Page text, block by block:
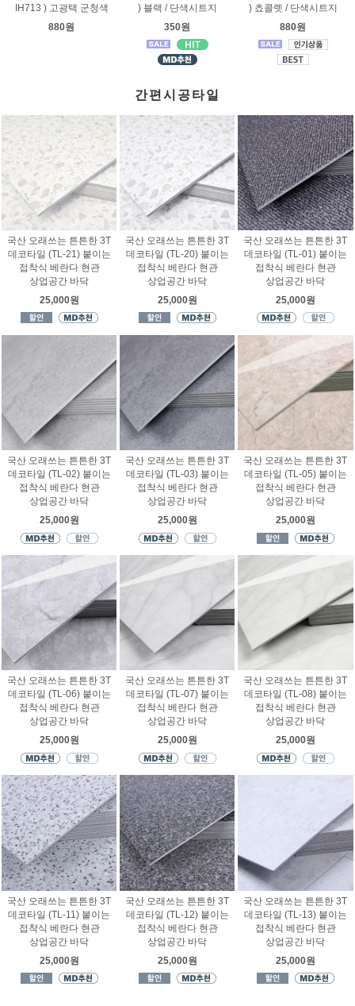
IH713 ) 고광택 군청색
880원
) 블랙 / 단색시트지
350원
) 쵸콜렛 / 단색시트지
880원
간편시공타일
국산 오래쓰는 튼튼한 3T
데코타일 (TL-21) 붙이는
접착식 베란다 현관
상업공간 바닥
25,000원
국산 오래쓰는 튼튼한 3T
데코타일 (TL-20) 붙이는
접착식 베란다 현관
상업공간 바닥
25,000원
국산 오래쓰는 튼튼한 3T
데코타일 (TL-01) 붙이는
접착식 베란다 현관
상업공간 바닥
25,000원
국산 오래쓰는 튼튼한 3T
데코타일 (TL-02) 붙이는
접착식 베란다 현관
상업공간 바닥
25,000원
국산 오래쓰는 튼튼한 3T
데코타일 (TL-03) 붙이는
접착식 베란다 현관
상업공간 바닥
25,000원
국산 오래쓰는 튼튼한 3T
데코타일 (TL-05) 붙이는
접착식 베란다 현관
상업공간 바닥
25,000원
국산 오래쓰는 튼튼한 3T
데코타일 (TL-06) 붙이는
접착식 베란다 현관
상업공간 바닥
25,000원
국산 오래쓰는 튼튼한 3T
데코타일 (TL-07) 붙이는
접착식 베란다 현관
상업공간 바닥
25,000원
국산 오래쓰는 튼튼한 3T
데코타일 (TL-08) 붙이는
접착식 베란다 현관
상업공간 바닥
25,000원
국산 오래쓰는 튼튼한 3T
데코타일 (TL-11) 붙이는
접착식 베란다 현관
상업공간 바닥
25,000원
국산 오래쓰는 튼튼한 3T
데코타일 (TL-12) 붙이는
접착식 베란다 현관
상업공간 바닥
25,000원
국산 오래쓰는 튼튼한 3T
데코타일 (TL-13) 붙이는
접착식 베란다 현관
상업공간 바닥
25,000원